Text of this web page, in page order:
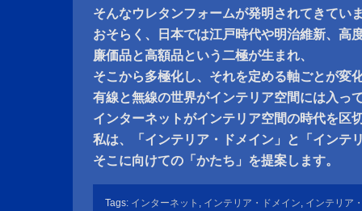
そんなウレタンフォームが発明されてきてい
おそらく、日本では江戸時代や明治維新、高
廉価品と高額品という二極が生まれ、
そこから多極化し、それを定める軸ごとが変
有線と無線の世界がインテリア空間には入っ
インターネットがインテリア空間の時代を区
私は、「インテリア・ドメイン」と「インテ
そこに向けての「かたち」を提案します。
Tags: インターネット , インテリア・ドメイン, インテリア